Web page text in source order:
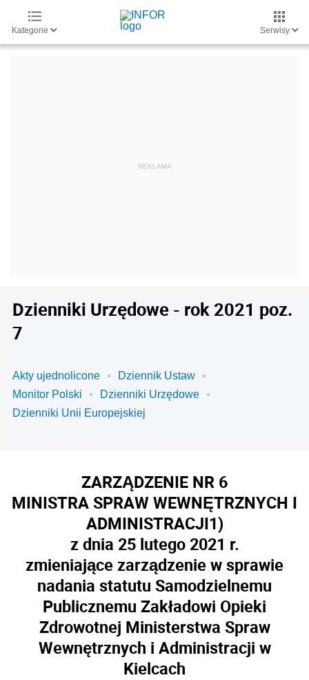
Kategorie Serwisy
Dzienniki Urzędowe - rok 2021 poz.
7
Akty ujednolicone
Dziennik Ustaw
Monitor Polski
Dzienniki Urzędowe
Dzienniki Unii Europejskiej
ZARZĄDZENIE NR 6
MINISTRA SPRAW WEWNĘTRZNYCH I
ADMINISTRACJI1)
z dnia 25 lutego 2021 r.
zmieniające zarządzenie w sprawie
nadania statutu Samodzielnemu
Publicznemu Zakładowi Opieki
Zdrowotnej Ministerstwa Spraw
Wewnętrznych i Administracji w
Kielcach